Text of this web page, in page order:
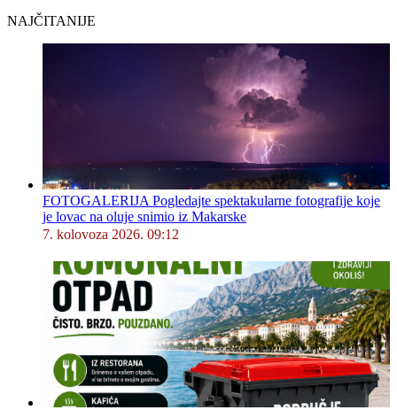
NAJČITANIJE
FOTOGALERIJA Pogledajte spektakularne fotografije koje
je lovac na oluje snimio iz Makarske
7. kolovoza 2026. 09:12